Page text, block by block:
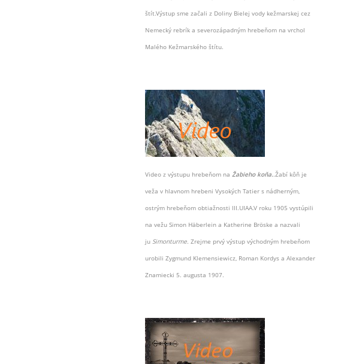
štít.Výstup sme začali z Doliny Bielej vody kežmarskej cez
Nemecký rebrík a severozápadným hrebeňom na vrchol
Malého Kežmarského štítu.
Video z výstupu hrebeňom na Žabieho koňa..Žabí kôň je
veža v hlavnom hrebeni Vysokých Tatier s nádherným,
ostrým hrebeňom obtiažnosti III.UIAA.V roku 1905 vystúpili
na vežu Simon Häberlein a Katherine Bröske a nazvali
ju Simonturme. Zrejme prvý výstup východným hrebeňom
urobili Zygmund Klemensiewicz, Roman Kordys a Alexander
Znamiecki 5. augusta 1907.